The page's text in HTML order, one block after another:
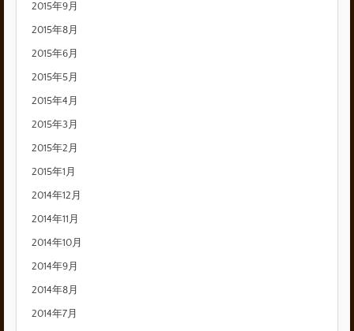
2015年9月
2015年8月
2015年6月
2015年5月
2015年4月
2015年3月
2015年2月
2015年1月
2014年12月
2014年11月
2014年10月
2014年9月
2014年8月
2014年7月